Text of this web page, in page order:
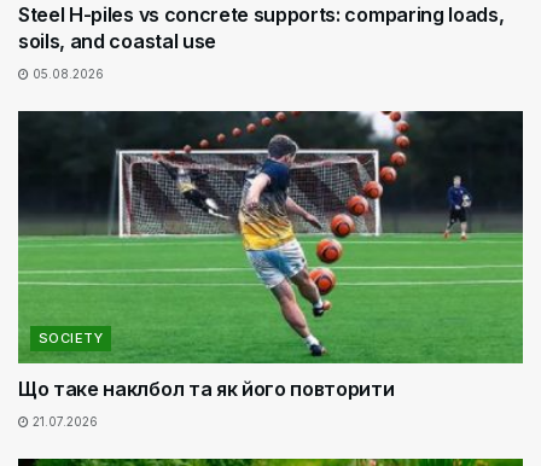
Steel H-piles vs concrete supports: comparing loads,
soils, and coastal use
05.08.2026
SOCIETY
Що таке наклбол та як його повторити
21.07.2026